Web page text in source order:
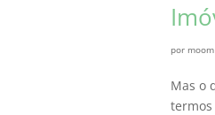
por moom
Mas o